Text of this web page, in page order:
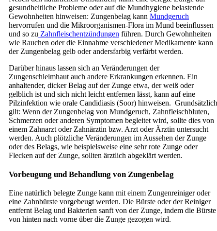
gesundheitliche Probleme oder auf die Mundhygiene belastende
Gewohnheiten hinweisen: Zungenbelag kann Mundgeruch
hervorrufen und die Mikroorganismen-Flora im Mund beeinflussen
und so zu Zahnfleischentzündungen führen. Durch Gewohnheiten
wie Rauchen oder die Einnahme verschiedener Medikamente kann
der Zungenbelag gelb oder andersfarbig verfärbt werden.
Darüber hinaus lassen sich an Veränderungen der
Zungenschleimhaut auch andere Erkrankungen erkennen. Ein
anhaltender, dicker Belag auf der Zunge etwa, der weiß oder
gelblich ist und sich nicht leicht entfernen lässt, kann auf eine
Pilzinfektion wie orale Candidiasis (Soor) hinweisen. Grundsätzlich
gilt: Wenn der Zungenbelag von Mundgeruch, Zahnfleischbluten,
Schmerzen oder anderen Symptomen begleitet wird, sollte dies von
einem Zahnarzt oder Zahnärztin bzw. Arzt oder Ärztin untersucht
werden. Auch plötzliche Veränderungen im Aussehen der Zunge
oder des Belags, wie beispielsweise eine sehr rote Zunge oder
Flecken auf der Zunge, sollten ärztlich abgeklärt werden.
Vorbeugung und Behandlung von Zungenbelag
Eine natürlich belegte Zunge kann mit einem Zungenreiniger oder
eine Zahnbürste vorgebeugt werden. Die Bürste oder der Reiniger
entfernt Belag und Bakterien sanft von der Zunge, indem die Bürste
von hinten nach vorne über die Zunge gezogen wird.